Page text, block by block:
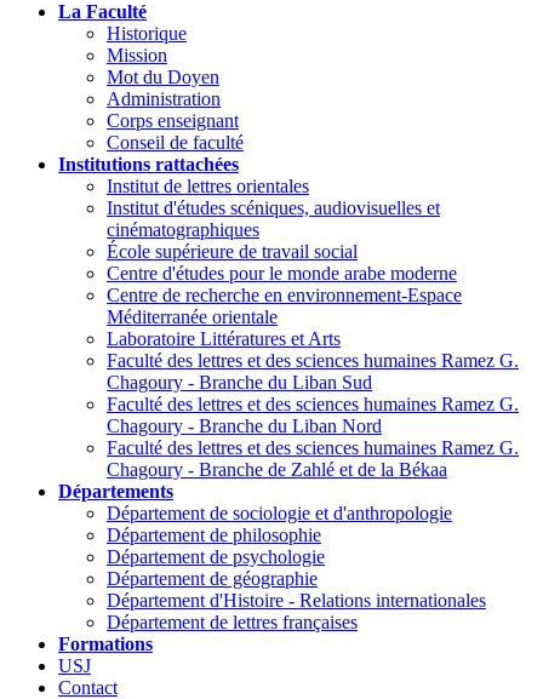
La Faculté
Historique
Mission
Mot du Doyen
Administration
Corps enseignant
Conseil de faculté
Institutions rattachées
Institut de lettres orientales
Institut d'études scéniques, audiovisuelles et
cinématographiques
École supérieure de travail social
Centre d'études pour le monde arabe moderne
Centre de recherche en environnement-Espace
Méditerranée orientale
Laboratoire Littératures et Arts
Faculté des lettres et des sciences humaines Ramez G.
Chagoury - Branche du Liban Sud
Faculté des lettres et des sciences humaines Ramez G.
Chagoury - Branche du Liban Nord
Faculté des lettres et des sciences humaines Ramez G.
Chagoury - Branche de Zahlé et de la Békaa
Départements
Département de sociologie et d'anthropologie
Département de philosophie
Département de psychologie
Département de géographie
Département d'Histoire - Relations internationales
Département de lettres françaises
Formations
USJ
Contact